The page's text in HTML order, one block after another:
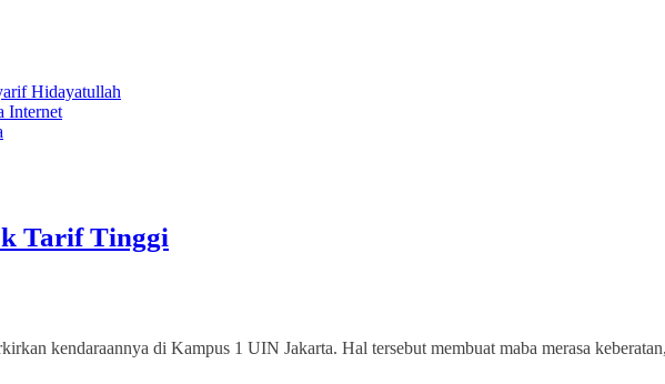
Hidayatullah
Internet
Tarif Tinggi
kendaraannya di Kampus 1 UIN Jakarta. Hal tersebut membuat maba merasa